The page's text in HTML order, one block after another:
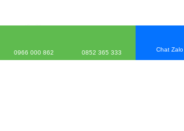
0966 000 862 0852 365 333 Chat Zalo